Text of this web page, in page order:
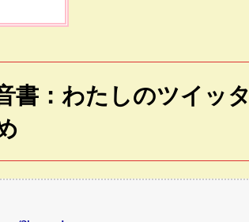
書：わたしのツイッタ